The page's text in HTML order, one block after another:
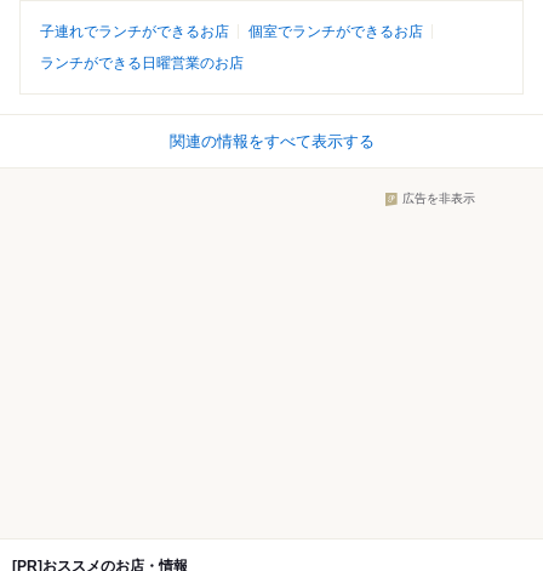
子連れでランチができるお店
個室でランチができるお店
ランチができる日曜営業のお店
関連の情報をすべて表示する
広告を非表示
[PR]おススメのお店・情報